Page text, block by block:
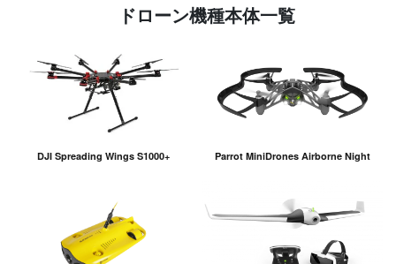
ドローン機種本体一覧
DJI Spreading Wings S1000+ Parrot MiniDrones Airborne Night